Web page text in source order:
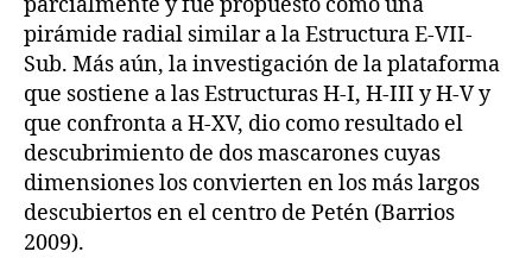
pirámide radial similar a la Estructura E-VII-
Sub. Más aún, la investigación de la plataforma
que sostiene a las Estructuras H-I, H-III y H-V y
que confronta a H-XV, dio como resultado el
descubrimiento de dos mascarones cuyas
dimensiones los convierten en los más largos
descubiertos en el centro de Petén (Barrios
2009).